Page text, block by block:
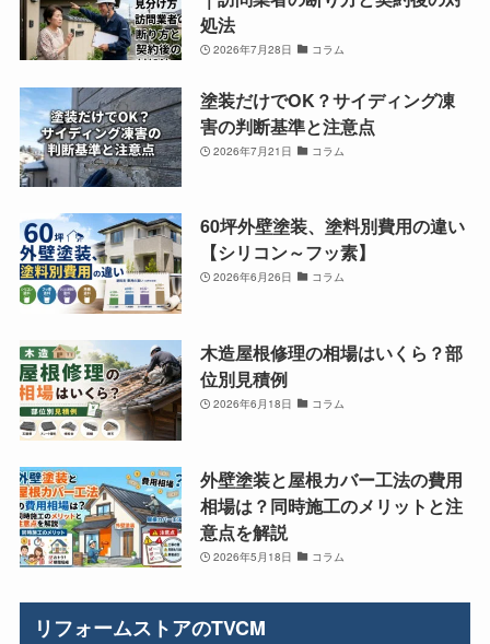
処法
2026年7月28日 コラム
塗装だけでOK？サイディング凍
害の判断基準と注意点
2026年7月21日 コラム
60坪外壁塗装、塗料別費用の違い
【シリコン～フッ素】
2026年6月26日 コラム
木造屋根修理の相場はいくら？部
位別見積例
2026年6月18日 コラム
外壁塗装と屋根カバー工法の費用
相場は？同時施工のメリットと注
意点を解説
2026年5月18日 コラム
リフォームストアのTVCM